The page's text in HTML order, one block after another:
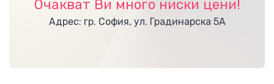
Очакват Ви много ниски цени!
Адрес: гр. София, ул. Градинарска 5А